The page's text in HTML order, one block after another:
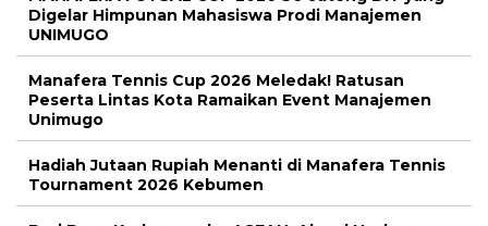
Digelar Himpunan Mahasiswa Prodi Manajemen
UNIMUGO
Manafera Tennis Cup 2026 Meledak! Ratusan
Peserta Lintas Kota Ramaikan Event Manajemen
Unimugo
Hadiah Jutaan Rupiah Menanti di Manafera Tennis
Tournament 2026 Kebumen